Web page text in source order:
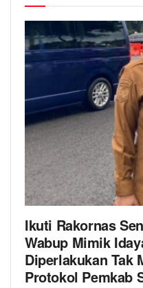
Ikuti Rakornas
Wabup Mimik
Diperlakukan Tak
Protokol Pemkab